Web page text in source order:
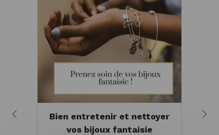
Bien entretenir et nettoyer
vos bijoux fantaisie